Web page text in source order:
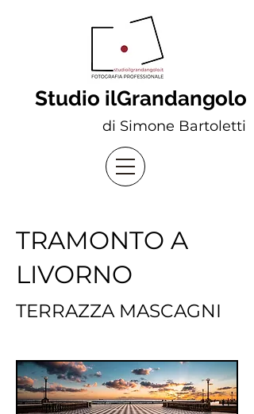
Studio ilGrandangolo
di Simone Bartoletti
TRAMONTO A
LIVORNO
TERRAZZA MASCAGNI